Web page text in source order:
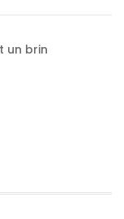
un brin